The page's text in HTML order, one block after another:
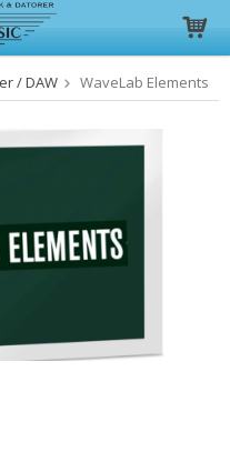
i varukorgen
/ DAW WaveLab Elements